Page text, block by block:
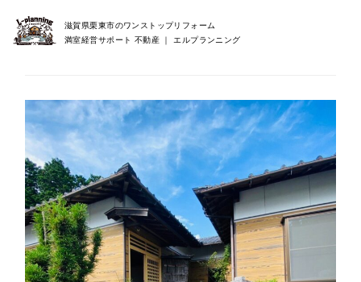
滋賀県栗東市のワンストップリフォーム
満室経営サポート 不動産 ｜ エルプランニング